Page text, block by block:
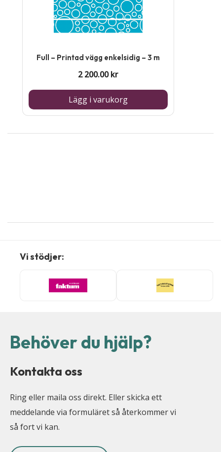
Full – Printad vägg enkelsidig – 3 m
2 200.00kr
Lägg i varukorg
Vi stödjer:
Behöver du hjälp?
Kontakta oss
Ring eller maila oss direkt. Eller skicka ett
meddelande via formuläret så återkommer vi
så fort vi kan.